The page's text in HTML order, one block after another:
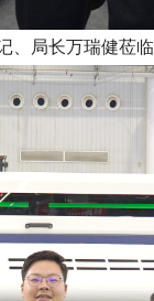
、局长万瑞健莅